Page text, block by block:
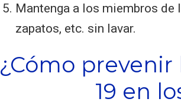
Mantenga a los miembros
zapatos, etc. sin lavar.
¿Cómo
19 en